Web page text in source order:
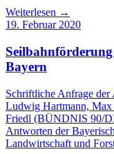
Weiterlesen →
19. Februar 2020
Bayern
Schriftliche Anfrage der
Ludwig Hartmann, Max
Friedl (BÜNDNIS 90/
Antworten der
Landwirtschaft und